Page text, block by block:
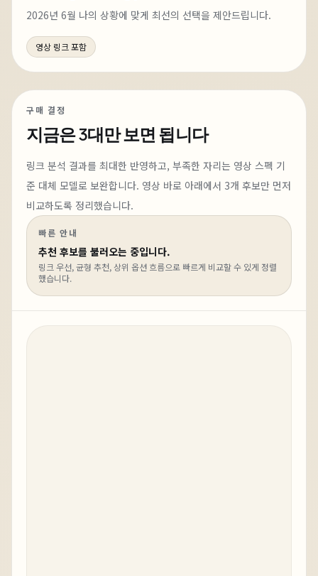
2026년 6월 나의 상황에 맞게 최선의 선택을 제안드립니다.
영상 링크 포함
구매 결정
지금은3대만 보면 됩니다
링크 분석 결과를 최대한 반영하고, 부족한 자리는 영상 스펙 기
준 대체 모델로 보완합니다. 영상 바로 아래에서 3개 후보만 먼저
비교하도록 정리했습니다.
빠른 안내
추천 후보를 불러오는 중입니다.
링크 우선, 균형 추천, 상위 옵션 흐름으로 빠르게 비교할 수 있게 정렬
했습니다.